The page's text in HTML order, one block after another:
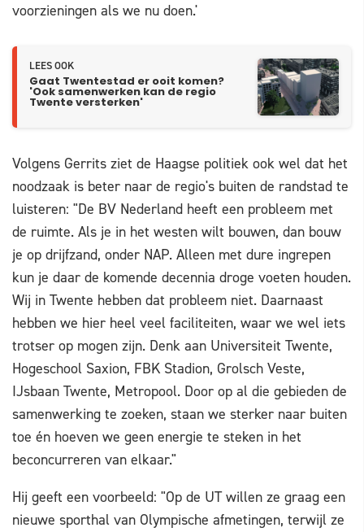
voorzieningen als we nu doen.'
LEES OOK
Gaat Twentestad er ooit komen?
'Ook samenwerken kan de regio
Twente versterken'
Volgens Gerrits ziet de Haagse politiek ook wel dat het
noodzaak is beter naar de regio's buiten de randstad te
luisteren: "De BV Nederland heeft een probleem met
de ruimte. Als je in het westen wilt bouwen, dan bouw
je op drijfzand, onder NAP. Alleen met dure ingrepen
kun je daar de komende decennia droge voeten houden.
Wij in Twente hebben dat probleem niet. Daarnaast
hebben we hier heel veel faciliteiten, waar we wel iets
trotser op mogen zijn. Denk aan Universiteit Twente,
Hogeschool Saxion, FBK Stadion, Grolsch Veste,
IJsbaan Twente, Metropool. Door op al die gebieden de
samenwerking te zoeken, staan we sterker naar buiten
toe én hoeven we geen energie te steken in het
beconcurreren van elkaar."
Hij geeft een voorbeeld: "Op de UT willen ze graag een
nieuwe sporthal van Olympische afmetingen, terwijl ze